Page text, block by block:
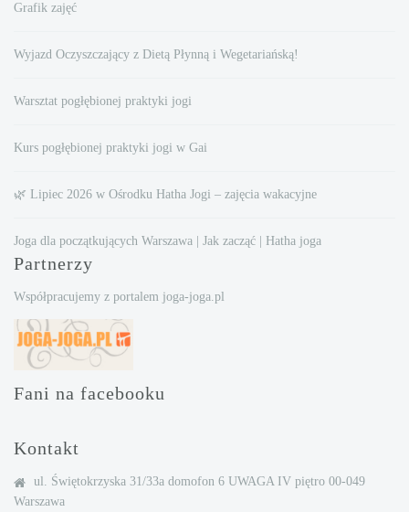
Grafik zajęć
Wyjazd Oczyszczający z Dietą Płynną i Wegetariańską!
Warsztat pogłębionej praktyki jogi
Kurs pogłębionej praktyki jogi w Gai
🌿 Lipiec 2026 w Ośrodku Hatha Jogi – zajęcia wakacyjne
Joga dla początkujących Warszawa | Jak zacząć | Hatha joga
Partnerzy
Współpracujemy z portalem joga-joga.pl
Fani na facebooku
Kontakt
ul. Świętokrzyska 31/33a domofon 6 UWAGA IV piętro 00-049
Warszawa